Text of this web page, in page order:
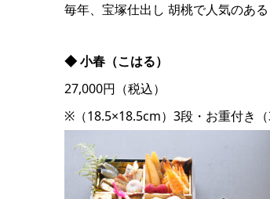
毎年、宝塚仕出し 胡桃で人気のあ
◆ 小春（こはる）
27,000円（税込）
※（18.5×18.5cm）3段・お重付き（